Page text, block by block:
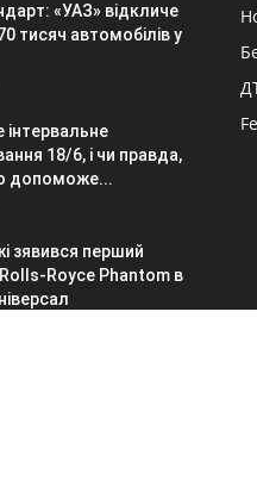
«УАЗ» відкличе
тисяч автомобілів у
інтервальне
18/6, і чи правда,
допоможе...
зявився перший
Royce Phantom в